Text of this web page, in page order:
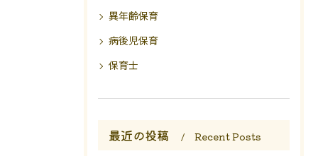
異年齢保育
病後児保育
保育士
最近の投稿 Recent Posts